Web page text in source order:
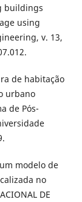
buildings
using
v. 13,
de habitação
urbano
de Pós-
um modelo de
no
DE